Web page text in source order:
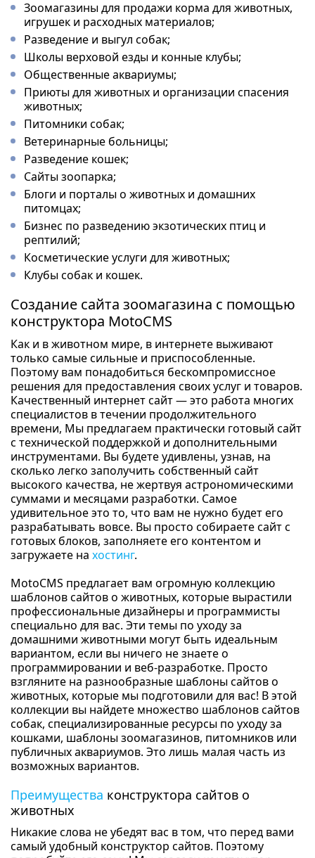
Зоомагазины для продажи корма для животных,
игрушек и расходных материалов;
Разведение и выгул собак;
Школы верховой езды и конные клубы;
Общественные аквариумы;
Приюты для животных и организации спасения
животных;
Питомники собак;
Ветеринарные больницы;
Разведение кошек;
Сайты зоопарка;
Блоги и порталы о животных и домашних
питомцах;
Бизнес по разведению экзотических птиц и
рептилий;
Косметические услуги для животных;
Клубы собак и кошек.
Создание сайта зоомагазина с помощью
конструктора MotoCMS
Как и в животном мире, в интернете выживают
только самые сильные и приспособленные.
Поэтому вам понадобиться бескомпромиссное
решения для предоставления своих услуг и товаров.
Качественный интернет сайт — это работа многих
специалистов в течении продолжительного
времени, Мы предлагаем практически готовый сайт
с технической поддержкой и дополнительными
инструментами. Вы будете удивлены, узнав, на
сколько легко заполучить собственный сайт
высокого качества, не жертвуя астрономическими
суммами и месяцами разработки. Самое
удивительное это то, что вам не нужно будет его
разрабатывать вовсе. Вы просто собираете сайт с
готовых блоков, заполняете его контентом и
загружаете на хостинг.
MotoCMS предлагает вам огромную коллекцию
шаблонов сайтов о животных, которые вырастили
профессиональные дизайнеры и программисты
специально для вас. Эти темы по уходу за
домашними животными могут быть идеальным
вариантом, если вы ничего не знаете о
программировании и веб-разработке. Просто
взгляните на разнообразные шаблоны сайтов о
животных, которые мы подготовили для вас! В этой
коллекции вы найдете множество шаблонов сайтов
собак, специализированные ресурсы по уходу за
кошками, шаблоны зоомагазинов, питомников или
публичных аквариумов. Это лишь малая часть из
возможных вариантов.
Преимущества конструктора сайтов о
животных
Никакие слова не убедят вас в том, что перед вами
самый удобный конструктор сайтов. Поэтому